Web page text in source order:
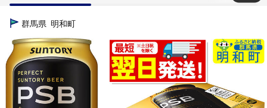
TOP
TOP 酒 ビール 《最短翌日発送》サントリー パーフェクト
群馬県 明和町